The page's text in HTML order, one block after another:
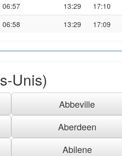
06:57 13:29 17:10
06:58 13:29 17:09
Unis)
Abbeville
Aberdeen
Abilene